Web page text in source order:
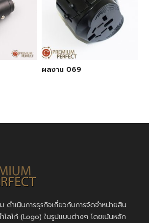
ผลงาน 069
ดำเนินการธุรกิจเกี่ยวกับการจัดจำหน่ายสิน
โลโก้ (Logo) ในรูปแบบต่างๆ โดยเน้นหลัก